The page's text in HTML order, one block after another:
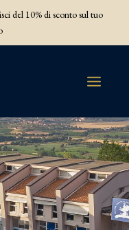
del 10% di sconto sul tuo